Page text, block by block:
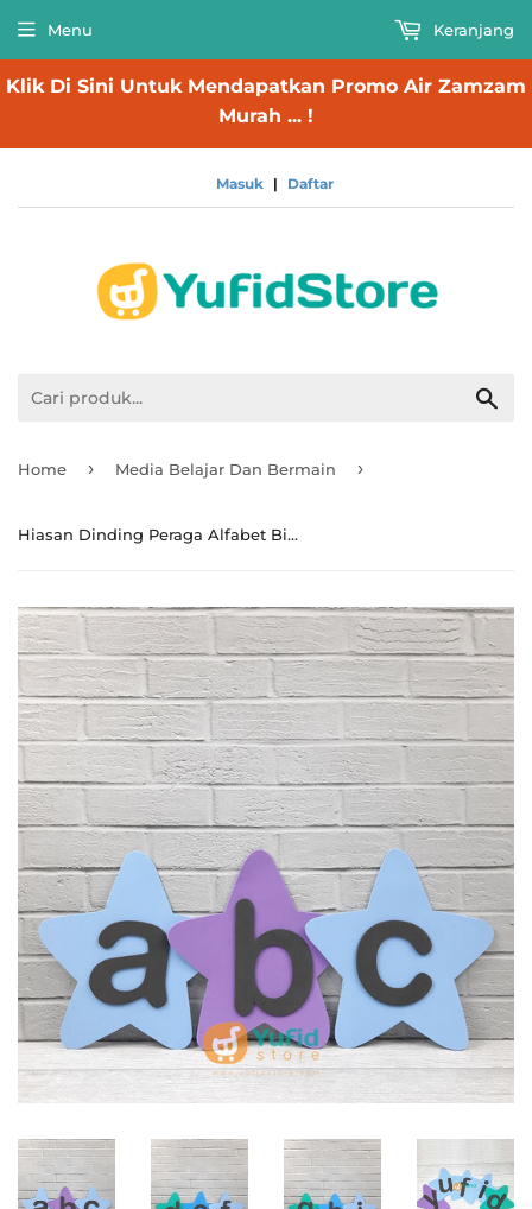
Klik Di Sini Untuk Mendapatkan Promo Air Zamzam
Murah ... !
Masuk | Daftar
Menu Keranjang
Home › Media Belajar Dan Bermain ›
Hiasan Dinding Peraga Alfabet Bintang